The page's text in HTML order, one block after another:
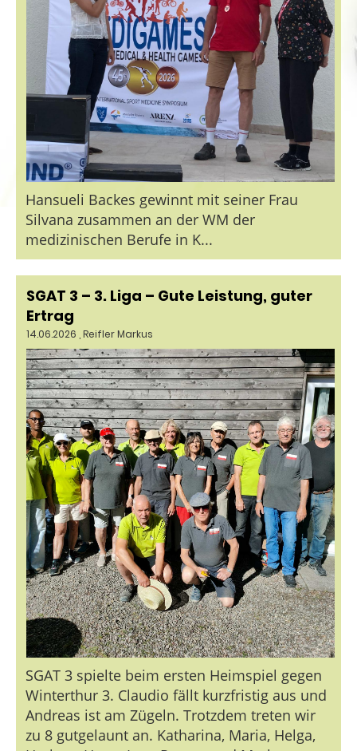
Hansueli Backes gewinnt mit seiner Frau
Silvana zusammen an der WM der
medizinischen Berufe in K...
SGAT 3 – 3. Liga – Gute Leistung, guter
Ertrag
14.06.2026 , Reifler Markus
SGAT 3 spielte beim ersten Heimspiel gegen
Winterthur 3. Claudio fällt kurzfristig aus und
Andreas ist am Zügeln. Trotzdem treten wir
zu 8 gutgelaunt an. Katharina, Maria, Helga,